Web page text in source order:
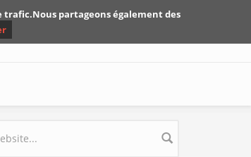
partageons également des